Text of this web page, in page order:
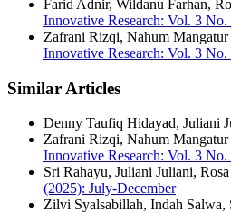
Farid Adnir, Wildanu Farhan,
Innovative Research: Vol. 3 No.
Zafrani Rizqi, Nahum
Innovative Research: Vol. 3 No.
Similar Articles
Denny Taufiq Hidayad, Juliani
Zafrani Rizqi, Nahum
Innovative Research: Vol. 3 No.
Sri Rahayu, Juliani Juliani,
(2025): July-December
Zilvi Syalsabillah, Indah